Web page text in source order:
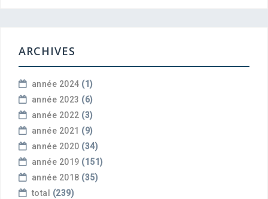
ARCHIVES
année 2024 (1)
année 2023 (6)
année 2022 (3)
année 2021 (9)
année 2020 (34)
année 2019 (151)
année 2018 (35)
total (239)